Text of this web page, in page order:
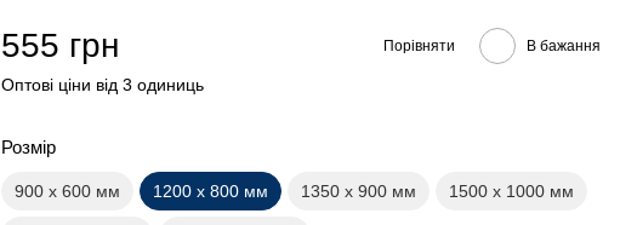
555 грн Порівняти В бажання
Оптові ціни від 3 одиниць
Розмір
900 х 600 мм 1200 х 800 мм 1350 х 900 мм 1500 х 1000 мм